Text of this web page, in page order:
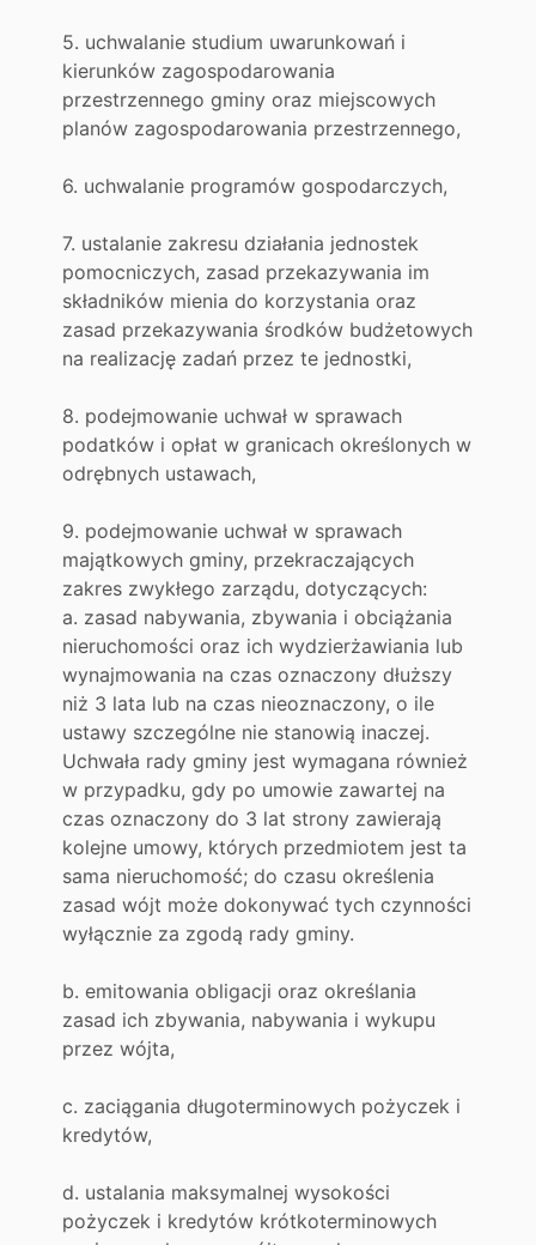
5. uchwalanie studium uwarunkowań i
kierunków zagospodarowania
przestrzennego gminy oraz miejscowych
planów zagospodarowania przestrzennego,
6. uchwalanie programów gospodarczych,
7. ustalanie zakresu działania jednostek
pomocniczych, zasad przekazywania im
składników mienia do korzystania oraz
zasad przekazywania środków budżetowych
na realizację zadań przez te jednostki,
8. podejmowanie uchwał w sprawach
podatków i opłat w granicach określonych w
odrębnych ustawach,
9. podejmowanie uchwał w sprawach
majątkowych gminy, przekraczających
zakres zwykłego zarządu, dotyczących:
a. zasad nabywania, zbywania i obciążania
nieruchomości oraz ich wydzierżawiania lub
wynajmowania na czas oznaczony dłuższy
niż 3 lata lub na czas nieoznaczony, o ile
ustawy szczególne nie stanowią inaczej.
Uchwała rady gminy jest wymagana również
w przypadku, gdy po umowie zawartej na
czas oznaczony do 3 lat strony zawierają
kolejne umowy, których przedmiotem jest ta
sama nieruchomość; do czasu określenia
zasad wójt może dokonywać tych czynności
wyłącznie za zgodą rady gminy.
b. emitowania obligacji oraz określania
zasad ich zbywania, nabywania i wykupu
przez wójta,
c. zaciągania długoterminowych pożyczek i
kredytów,
d. ustalania maksymalnej wysokości
pożyczek i kredytów krótkoterminowych